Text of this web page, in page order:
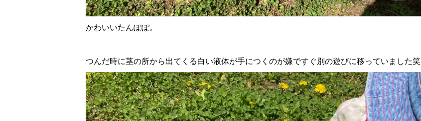
かわいいたんぽぽ。
つんだ時に茎の所から出てくる白い液体が手につくのが嫌ですぐ別の遊びに移っていました笑